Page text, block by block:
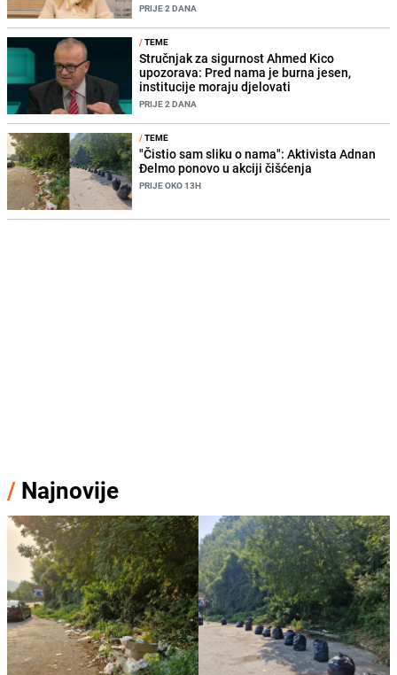
PRIJE 2 DANA
/TEME
Stručnjak za sigurnost Ahmed Kico
upozorava: Pred nama je burna jesen,
institucije moraju djelovati
PRIJE 2 DANA
/TEME
"Čistio sam sliku o nama": Aktivista Adnan
Đelmo ponovo u akciji čišćenja
PRIJE OKO 13H
/ Najnovije